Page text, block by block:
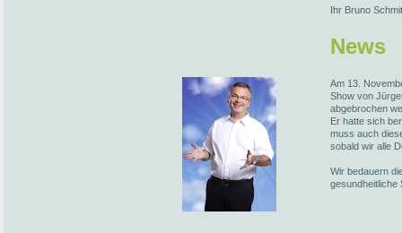
Ihr Bruno
News
Am 13.
Show von
abgebrochen
Er hatte sich
muss auch
sobald wir alle
Wir bedauern
gesundheitliche